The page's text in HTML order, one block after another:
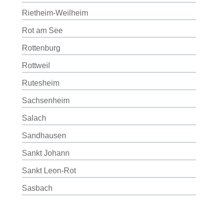
Rietheim-Weilheim
Rot am See
Rottenburg
Rottweil
Rutesheim
Sachsenheim
Salach
Sandhausen
Sankt Johann
Sankt Leon-Rot
Sasbach